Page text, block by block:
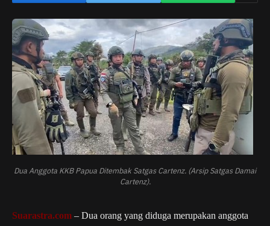
Dua Anggota KKB Papua Ditembak Satgas Cartenz. (Arsip Satgas Damai
Cartenz).
Suarastra.com – Dua orang yang diduga merupakan anggota